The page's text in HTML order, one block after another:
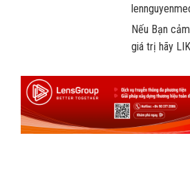
Nếu Bạn
giá trị hãy